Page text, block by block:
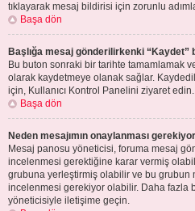
tıklayarak mesaj bildirisi için zorunlu
Başa dön
Başlığa mesaj gönderilirkenki “Kaydet”
Bu buton sonraki bir tarihte tamamlamak
olarak kaydetmeye olanak sağlar.
için, Kullanıcı Kontrol Panelini ziyaret edin.
Başa dön
Neden mesajımın onaylanması
Mesaj panosu yöneticisi, foruma mesaj
incelenmesi gerektiğine karar vermiş
grubuna yerleştirmiş olabilir ve bu grubun
incelenmesi gerekiyor olabilir. Daha fazla
yöneticisiyle iletişime geçin.